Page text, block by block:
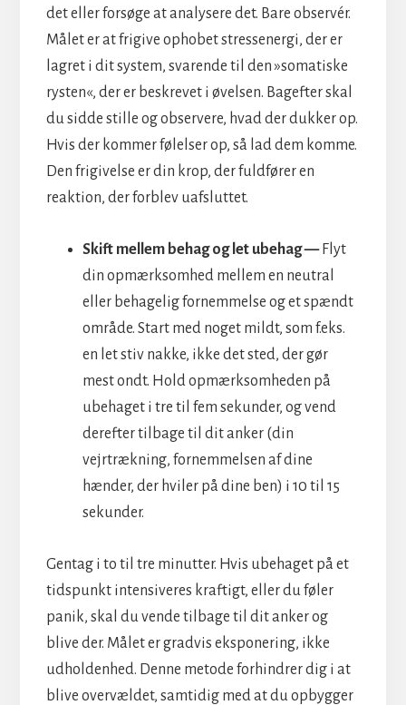
det eller forsøge at analysere det. Bare observér.
Målet er at frigive ophobet stressenergi, der er
lagret i dit system, svarende til den »somatiske
rysten«, der er beskrevet i øvelsen. Bagefter skal
du sidde stille og observere, hvad der dukker op.
Hvis der kommer følelser op, så lad dem komme.
Den frigivelse er din krop, der fuldfører en
reaktion, der forblev uafsluttet.
Skift mellem behag og let ubehag —Flyt
din opmærksomhed mellem en neutral
eller behagelig fornemmelse og et spændt
område. Start med noget mildt, som f.eks.
en let stiv nakke, ikke det sted, der gør
mest ondt. Hold opmærksomheden på
ubehaget i tre til fem sekunder, og vend
derefter tilbage til dit anker (din
vejrtrækning, fornemmelsen af dine
hænder, der hviler på dine ben) i 10 til 15
sekunder.
Gentag i to til tre minutter. Hvis ubehaget på et
tidspunkt intensiveres kraftigt, eller du føler
panik, skal du vende tilbage til dit anker og
blive der. Målet er gradvis eksponering, ikke
udholdenhed. Denne metode forhindrer dig i at
blive overvældet, samtidig med at du opbygger